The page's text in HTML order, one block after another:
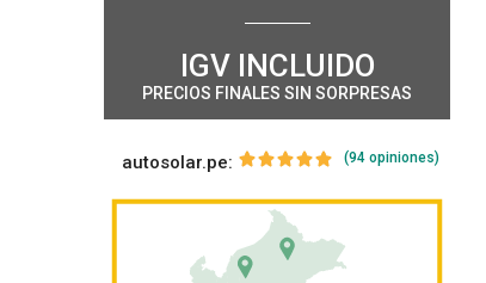
IGV INCLUIDO
PRECIOS FINALES SIN SORPRESAS
autosolar.pe: (94 opiniones)